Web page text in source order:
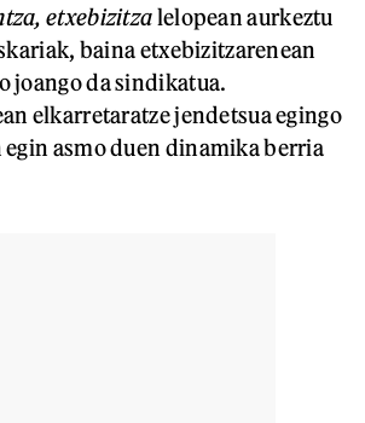
etxebizitzalelopean aurkeztu
baina etxebizitzarenean
joango da sindikatua.
elkarretaratze jendetsua egingo
asmo duen dinamika berria